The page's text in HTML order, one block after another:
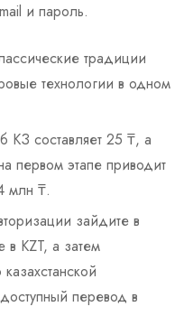
и пароль.
традиции
технологии в одном
КЗ составляет 25 ₸, а
первом этапе приводит
млн ₸.
зайдите в
в KZT, а затем
перевод в